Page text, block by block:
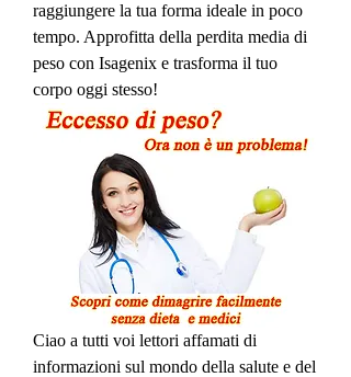
raggiungere la tua forma ideale in poco
tempo. Approfitta della perdita media di
peso con Isagenix e trasforma il tuo
corpo oggi stesso!
Ciao a tutti voi lettori affamati di
informazioni sul mondo della salute e del